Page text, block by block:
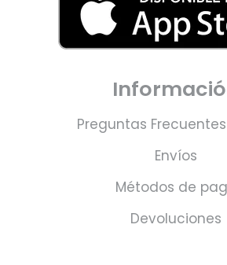
Preguntas
Envíos
Métodos de
Devoluciones